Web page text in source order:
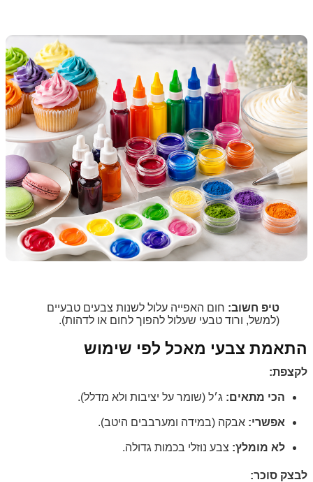
טיפ חשוב: חום האפייה עלול לשנות צבעים טבעיים
(למשל, ורוד טבעי שעלול להפוך לחום או לדהות).
התאמת צבעי מאכל לפי שימוש
לקצפת:
הכי מתאים: ג׳ל (שומר על יציבות ולא מדלל).
אפשרי: אבקה (במידה ומערבבים היטב).
לא מומלץ: צבע נוזלי בכמות גדולה.
לבצק סוכר: